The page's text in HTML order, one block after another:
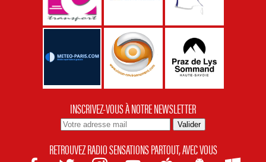
INSCRIVEZ-VOUS À NOTRE NEWSLETTER
RETROUVEZ RADIO SENSATIONS PARTOUT, AVEC VOUS